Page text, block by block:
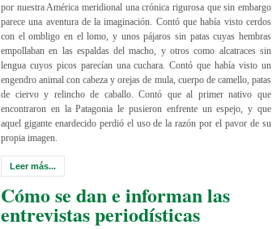
por nuestra América meridional una crónica rigurosa que sin embargo
parece una aventura de la imaginación. Contó que había visto cerdos
con el ombligo en el lomo, y unos pájaros sin patas cuyas hembras
empollaban en las espaldas del macho, y otros como alcatraces sin
lengua cuyos picos parecían una cuchara. Contó que había visto un
engendro animal con cabeza y orejas de mula, cuerpo de camello, patas
de ciervo y relincho de caballo. Contó que al primer nativo que
encontraron en la Patagonia le pusieron enfrente un espejo, y que
aquel gigante enardecido perdió el uso de la razón por el pavor de su
propia imagen.
Leer más...
Cómo se dan e informan las
entrevistas periodísticas